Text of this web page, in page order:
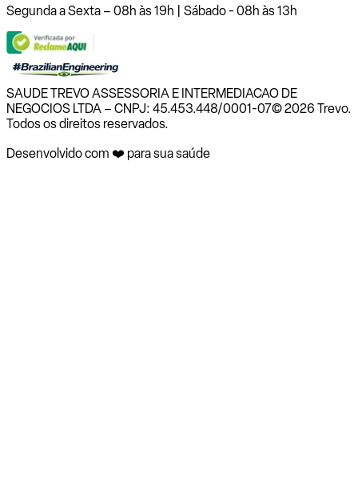
Segunda a Sexta – 08h às 19h | Sábado - 08h às 13h
SAUDE TREVO ASSESSORIA E INTERMEDIACAO DE
NEGOCIOS LTDA – CNPJ: 45.453.448/0001-07© 2026 Trevo.
Todos os direitos reservados.
Desenvolvido com ❤️ para sua saúde